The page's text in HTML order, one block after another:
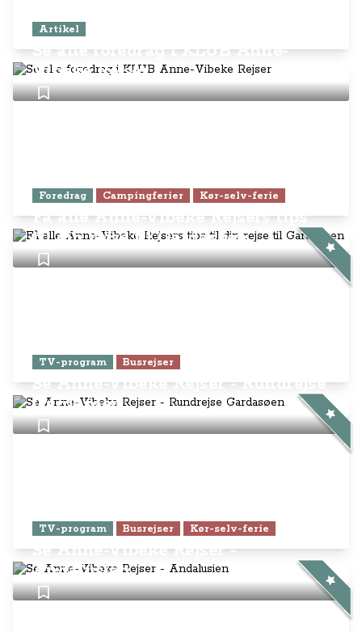
Artikel
Se alle foredrag i KLUB Anne-
Vibeke Rejser
Foredrag Campingferier Kør-selv-ferie
Få alle Anne-Vibeke Rejsers tips
til din rejse til Gardasøen
TV-program Busrejser
Se Anne-Vibeke Rejser - Rundrejse
Gardasøen
TV-program Busrejser Kør-selv-ferie
Se Anne-Vibeke Rejser -
Andalusien